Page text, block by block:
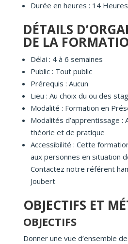
Durée en heures : 14
DÉTAILS
DE LA
Délai : 4 à 6 semaines
Public : Tout public
Prérequis : Aucun
Lieu : Au choix du ou des
Modalité : Formation en
Modalités d’apprentissage :
théorie et de pratique
Accessibilité : Cette
aux personnes en situation
Contactez notre référent
Joubert
OBJECTIFS ET
OBJECTIFS
Donner une vue d’ensemble